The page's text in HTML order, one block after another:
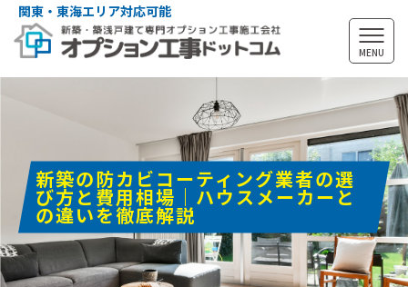
関東・東海エリア対応可能
MENU
新築の防カビコーティング業者の選
び方と費用相場｜ハウスメーカーと
の違いを徹底解説